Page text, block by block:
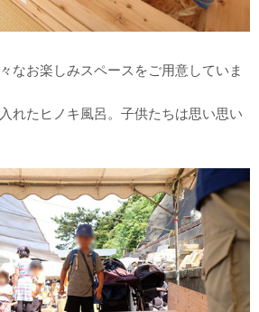
なお楽しみスペースをご用意していま
れたヒノキ風呂。子供たちは思い思い